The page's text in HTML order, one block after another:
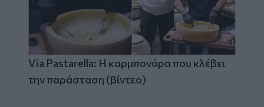
Via Pastarella: Η καρμπονάρα που κλέβει
την παράσταση (βίντεο)